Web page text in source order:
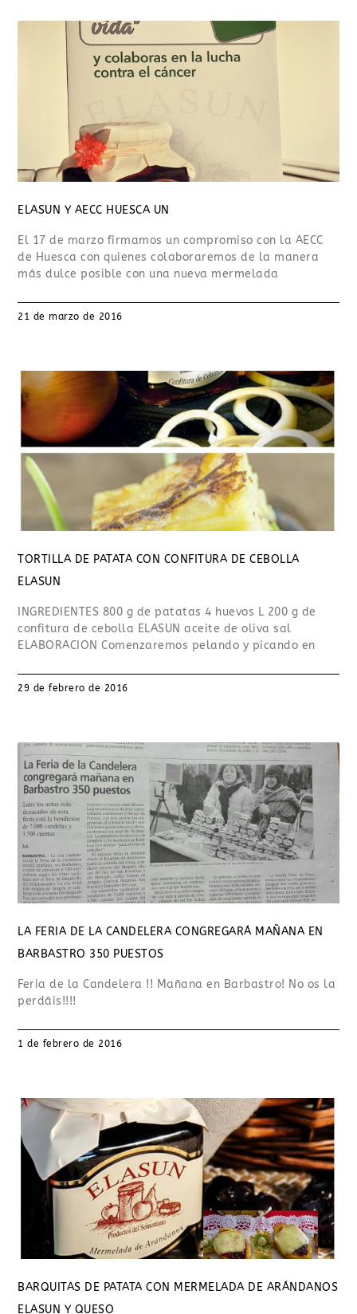
ELASUN Y AECC HUESCA UN
El 17 de marzo firmamos un compromiso con la AECC
de Huesca con quienes colaboraremos de la manera
más dulce posible con una nueva mermelada
21 de marzo de 2016
TORTILLA DE PATATA CON CONFITURA DE CEBOLLA
ELASUN
INGREDIENTES 800 g de patatas 4 huevos L 200 g de
confitura de cebolla ELASUN aceite de oliva sal
ELABORACION Comenzaremos pelando y picando en
29 de febrero de 2016
LA FERIA DE LA CANDELERA CONGREGARÁ MAÑANA EN
BARBASTRO 350 PUESTOS
Feria de la Candelera !! Mañana en Barbastro! No os la
perdáis!!!!
1 de febrero de 2016
BARQUITAS DE PATATA CON MERMELADA DE ARÁNDANOS
ELASUN Y QUESO